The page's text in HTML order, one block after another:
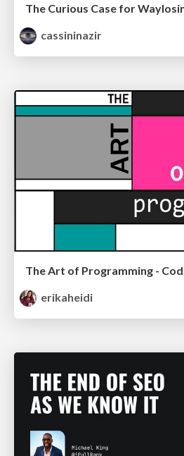
The Curious Case for
cassininazir
The Art of Programming -
erikaheidi